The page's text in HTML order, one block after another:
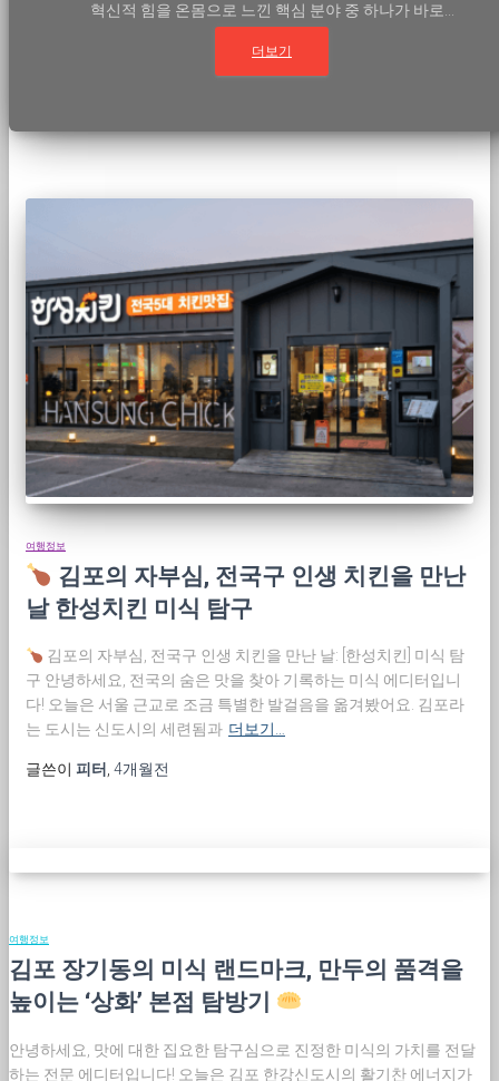
혁신적 힘을 온몸으로 느낀 핵심 분야 중 하나가 바로...
더보기
여행정보
김포의 자부심, 전국구 인생 치킨을 만난
날 한성치킨 미식 탐구
김포의 자부심, 전국구 인생 치킨을 만난 날: [한성치킨] 미식 탐
구 안녕하세요, 전국의 숨은 맛을 찾아 기록하는 미식 에디터입니
다! 오늘은 서울 근교로 조금 특별한 발걸음을 옮겨봤어요. 김포라
는 도시는 신도시의 세련됨과 더보기…
글쓴이 피터 , 4개월전
여행정보
김포 장기동의 미식 랜드마크, 만두의 품격을
높이는 ‘상화’ 본점 탐방기
안녕하세요, 맛에 대한 집요한 탐구심으로 진정한 미식의 가치를 전달
하는 전문 에디터입니다! 오늘은 김포 한강신도시의 활기찬 에너지가